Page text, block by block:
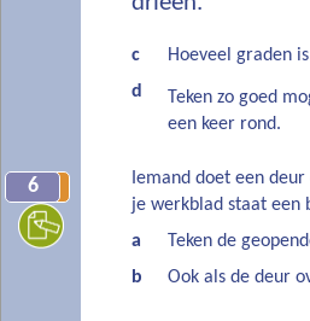
c
Hoeveel graden
d
Teken zo goed
een keer rond.
66
Iemand doet een
je werkblad staat een
a
Teken de
b
Ook als de deur